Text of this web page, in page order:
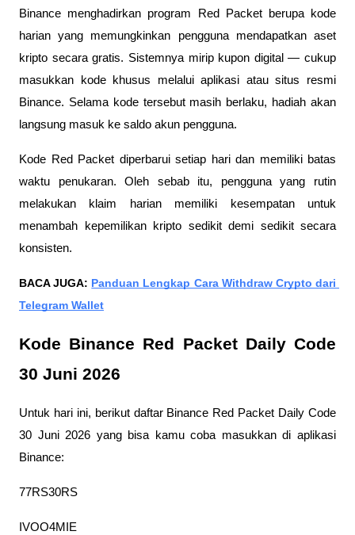
Binance menghadirkan program Red Packet berupa kode
harian yang memungkinkan pengguna mendapatkan aset
kripto secara gratis. Sistemnya mirip kupon digital — cukup
masukkan kode khusus melalui aplikasi atau situs resmi
Binance. Selama kode tersebut masih berlaku, hadiah akan
langsung masuk ke saldo akun pengguna.
Kode Red Packet diperbarui setiap hari dan memiliki batas
waktu penukaran. Oleh sebab itu, pengguna yang rutin
melakukan klaim harian memiliki kesempatan untuk
menambah kepemilikan kripto sedikit demi sedikit secara
konsisten.
BACA JUGA: Panduan Lengkap Cara Withdraw Crypto dari
Telegram Wallet
Kode Binance Red Packet Daily Code
30 Juni 2026
Untuk hari ini, berikut daftar Binance Red Packet Daily Code
30 Juni 2026 yang bisa kamu coba masukkan di aplikasi
Binance:
77RS30RS
IVOO4MIE